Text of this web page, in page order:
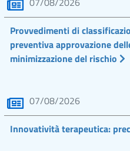
Provvedimenti di
preventiva approvazione
minimizzazione del rischio
07/08/2026
Innovatività terapeutica: